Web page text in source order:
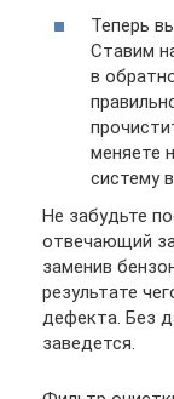
Теперь
Ставим
в
меняете
систему
Не забудьте
отвечающий
заменив
результате
дефекта. Без
заведется.